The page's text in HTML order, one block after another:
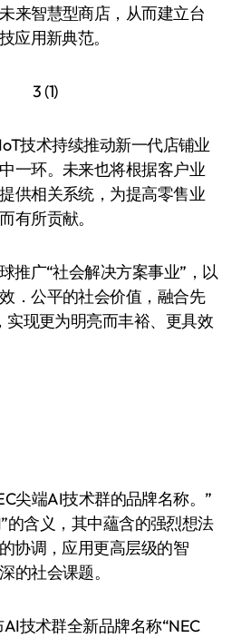
来智慧型商店，从而建立台
应用新典范。
技术持续推动新一代店铺业
一环。未来也将根据客户业
供相关系统，为提高零售业
有所贡献。
推广“社会解决方案事业”，以
．公平的社会价值，融合先
实现更为明亮而丰裕、更具效
尖端AI技术群的品牌名称。”
的含义，其中蘊含的强烈想法
协调，应用更高层级的智
的社会课题。
技术群全新品牌名称“NEC